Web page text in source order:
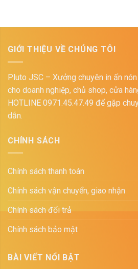
GIỚI THIỆU VỀ CHÚNG TÔI
Pluto JSC – Xưởng chuyên in ấn
cho doanh nghiệp, chủ shop, cửa
HOTLINE 0971.45.47.49 để gặp
dẫn.
CHÍNH SÁCH
Chính sách thanh toán
Chính sách vận chuyển, giao nhận
Chính sách đổi trả
Chính sách bảo mật
BÀI VIẾT NỔI BẬT